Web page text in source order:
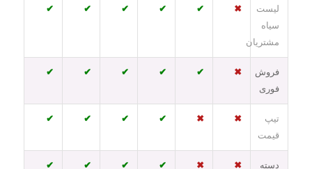
لیست
سیاه
مشتریان
✖
✔
✔
✔
✔
✔
فروش
فوری
✖
✔
✔
✔
✔
✔
تیپ
قیمت
✖
✖
✔
✔
✔
✔
دسته
✖
✖
✔
✔
✔
✔